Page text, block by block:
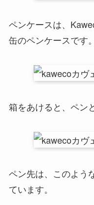
ペンケースは、
缶のペンケースです。
箱をあけると、ペン
ペン先は、このよう
ています。